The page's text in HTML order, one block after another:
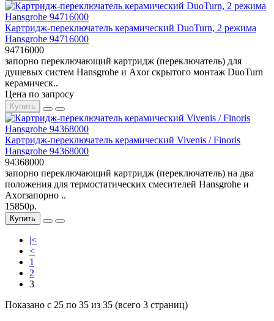
Картридж-переключатель керамический DuoTurn, 2 режима
Hansgrohe 94716000
94716000
запорно переключающий картридж (переключатель) для
душевых систем Hansgrohe и Axor скрытого монтаж DuoTurn
керамическ..
Цена по запросу
Купить
Картридж-переключатель керамический Vivenis / Finoris
Hansgrohe 94368000
94368000
запорно переключающий картридж (переключатель) на два
положения для термостатических смесителей Hansgrohe и
Axorзапорно ..
15850р.
Купить
|<
<
1
2
3
Показано с 25 по 35 из 35 (всего 3 страниц)